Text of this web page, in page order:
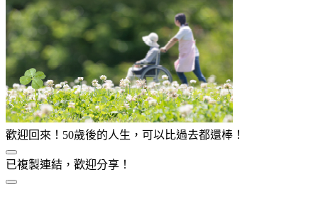
歡迎回來！50歲後的人生，可以比過去都還棒！
已複製連結，歡迎分享！